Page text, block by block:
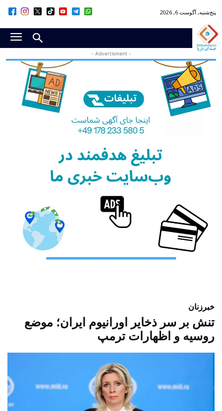
پنج‌شنبه, آگوست 6, 2026
- Advertisment -
خبر زنان
تنش بر سر ذخایر اورانیوم ایران؛ موضع
روسیه و اظهارات ترمپ